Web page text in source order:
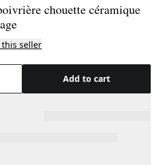
chouette céramique
this seller
Add to cart